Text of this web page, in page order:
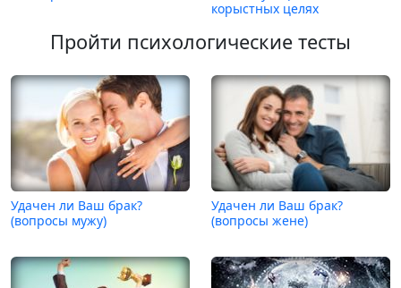
корыстных целях
Пройти психологические тесты
Удачен ли Ваш брак?
(вопросы мужу)
Удачен ли Ваш брак?
(вопросы жене)